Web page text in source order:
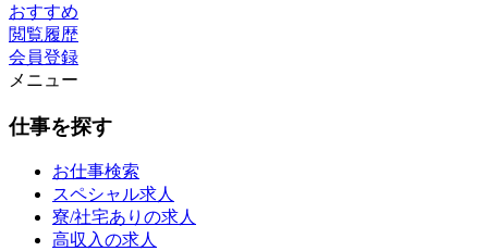
おすすめ
閲覧履歴
会員登録
メニュー
仕事を探す
お仕事検索
スペシャル求人
寮/社宅ありの求人
高収入の求人